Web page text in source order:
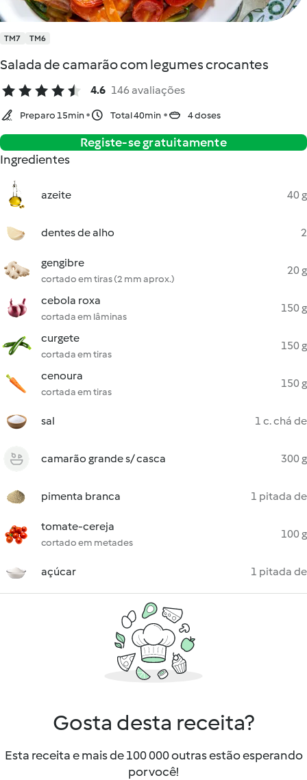
TM7 TM6
Salada de camarão com legumes crocantes
4.6 146 avaliações
Preparo 15min Total 40min 4 doses
Registe-se gratuitamente
Ingredientes
azeite 40 g
dentes de alho 2
gengibre
cortado em tiras (2 mm aprox.)
20 g
cebola roxa
cortada em lâminas
150 g
curgete
cortada em tiras
150 g
cenoura
cortada em tiras
150 g
sal 1 c. chá de
camarão grande s/ casca 300 g
pimenta branca 1 pitada de
tomate-cereja
cortado em metades
100 g
açúcar 1 pitada de
Gosta desta receita?
Esta receita e mais de 100 000 outras estão esperando
por você!